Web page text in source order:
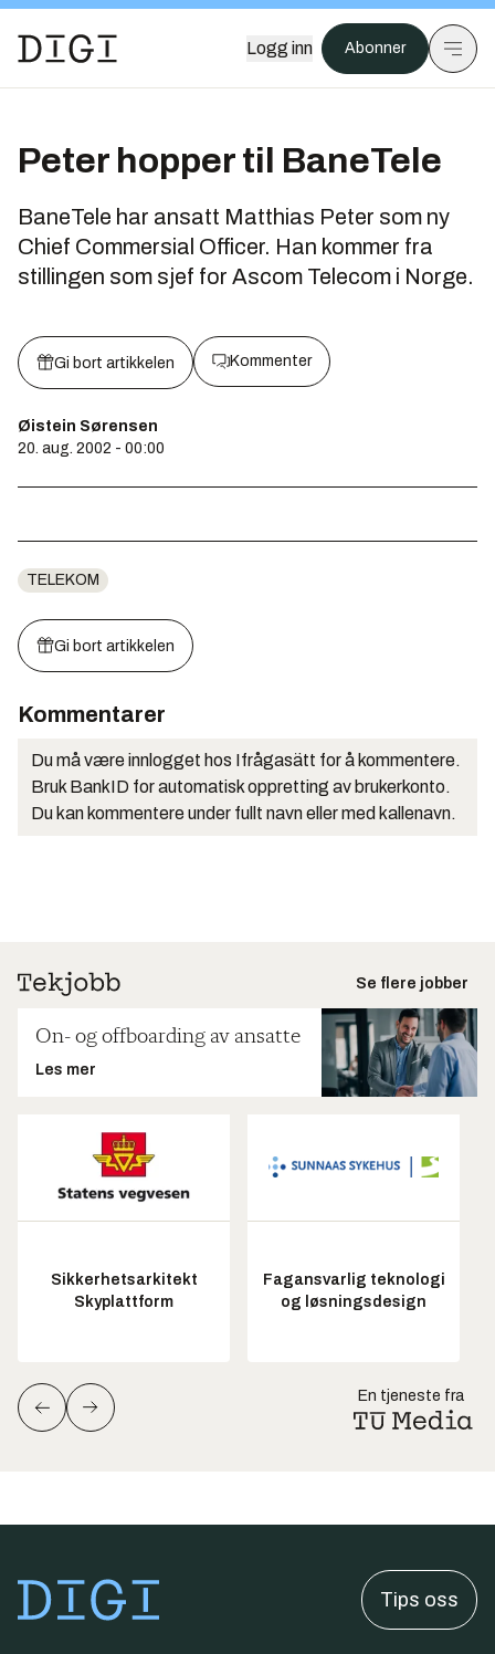
Logg inn Abonner
Peter hopper til BaneTele
BaneTele har ansatt Matthias Peter som ny
Chief Commersial Officer. Han kommer fra
stillingen som sjef for Ascom Telecom i Norge.
Gi bort artikkelen Kommenter
Øistein Sørensen
20. aug. 2002 - 00:00
TELEKOM
Gi bort artikkelen
Kommentarer
Du må være innlogget hos Ifrågasätt for å kommentere.
Bruk BankID for automatisk oppretting av brukerkonto.
Du kan kommentere under fullt navn eller med kallenavn.
Se flere jobber
On- og offboarding av ansatte
Les mer
Sikkerhetsarkitekt
Skyplattform
Fagansvarlig teknologi
og løsningsdesign
En tjeneste fra
Tips oss